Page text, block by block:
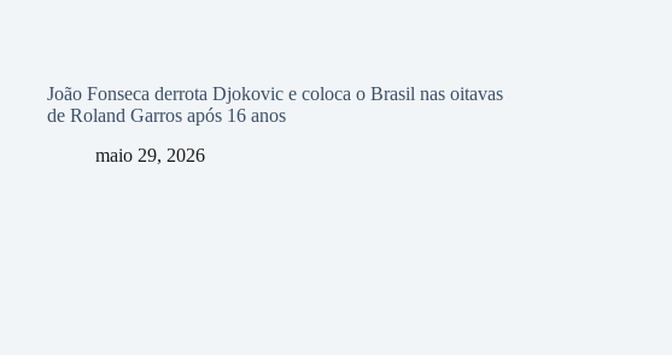
João Fonseca derrota Djokovic e coloca o Brasil nas oitavas
de Roland Garros após 16 anos
maio 29, 2026